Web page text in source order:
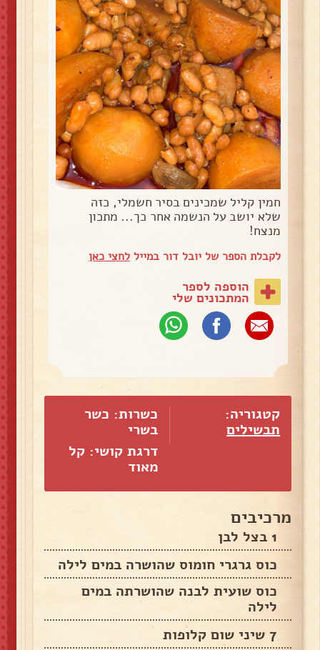
חמין קליל שמכינים בסיר חשמלי, כזה
שלא יושב על הנשמה אחר כך... מתכון
מנצח!
לקבלת הספר של יובל דור במייללחצי כאן
הוספה לספר
המתכונים שלי
קטגוריה:
תבשילים
כשרות: כשר
בשרי
דרגת קושי: קל
מאוד
מרכיבים
1 בצל לבן
כוס גרגרי חומוס שהושרה במים לילה
כוס שועית לבנה שהושרתה במים
לילה
7 שיני שום קלופות